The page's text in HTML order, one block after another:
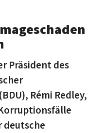
Präsident des
Rémi Redley,
deutsche